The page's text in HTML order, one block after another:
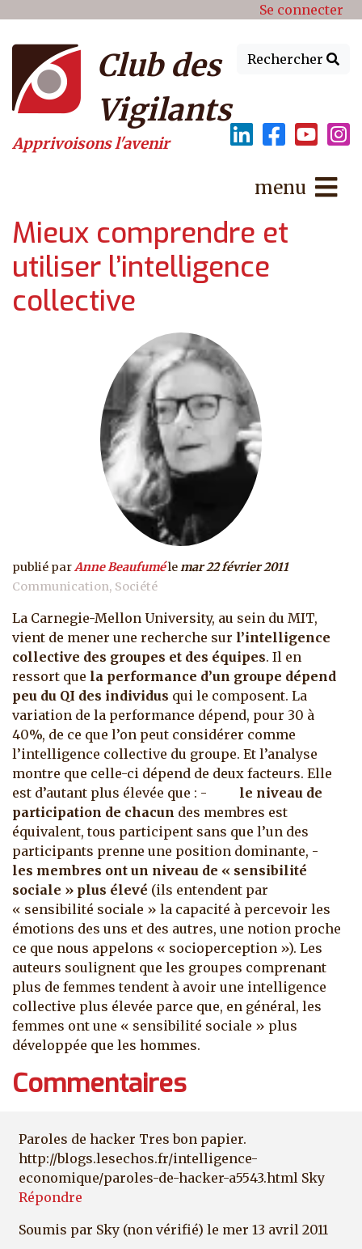
Menu du compte de Se connecter
Rechercher
Club des
Vigilants
Apprivoisons l'avenir
menu
Mieux comprendre et
utiliser l’intelligence
collective
publié par Anne Beaufuméle mar 22 février 2011
Communication Société
La Carnegie-Mellon University, au sein du MIT,
vient de mener une recherche sur l’intelligence
collective des groupes et des équipes. Il en
ressort que la performance d’un groupe dépend
peu du QI des individus qui le composent. La
variation de la performance dépend, pour 30 à
40%, de ce que l’on peut considérer comme
l’intelligence collective du groupe. Et l’analyse
montre que celle-ci dépend de deux facteurs. Elle
est d’autant plus élevée que : - le niveau de
participation de chacun des membres est
équivalent, tous participent sans que l’un des
participants prenne une position dominante, -
les membres ont un niveau de « sensibilité
sociale » plus élevé (ils entendent par
« sensibilité sociale » la capacité à percevoir les
émotions des uns et des autres, une notion proche
ce que nous appelons « socioperception »). Les
auteurs soulignent que les groupes comprenant
plus de femmes tendent à avoir une intelligence
collective plus élevée parce que, en général, les
femmes ont une « sensibilité sociale » plus
développée que les hommes.
Commentaires
Paroles de hacker Tres bon papier.
http://blogs.lesechos.fr/intelligence-
economique/paroles-de-hacker-a5543.html Sky
Répondre
Soumis par Sky (non vérifié) le mer 13 avril 2011